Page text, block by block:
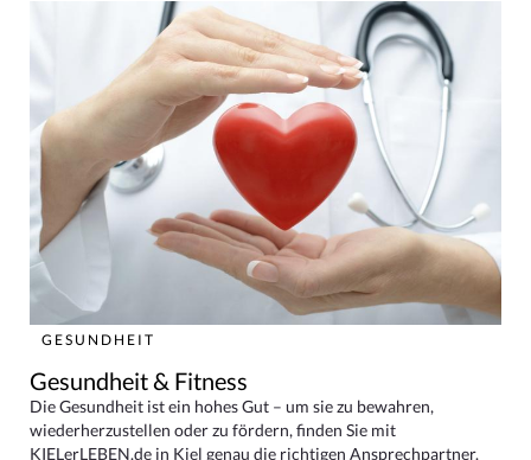
GESUNDHEIT
Gesundheit & Fitness
Die Gesundheit ist ein hohes Gut – um sie zu bewahren,
wiederherzustellen oder zu fördern, finden Sie mit
KIELerLEBEN.de in Kiel genau die richtigen Ansprechpartner.